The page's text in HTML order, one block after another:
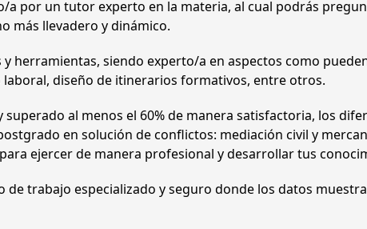
i
a
i
ó
n
I
n
e
por un tutor experto en la materia, al cual podrás
más llevadero y dinámico.
herramientas, siendo experto/a en aspectos como
diseño de itinerarios formativos, entre otros.
al menos el 60% de manera satisfactoria, los
en solución de conflictos: mediación civil y
ejercer de manera profesional y desarrollar tus
trabajo especializado y seguro donde los datos